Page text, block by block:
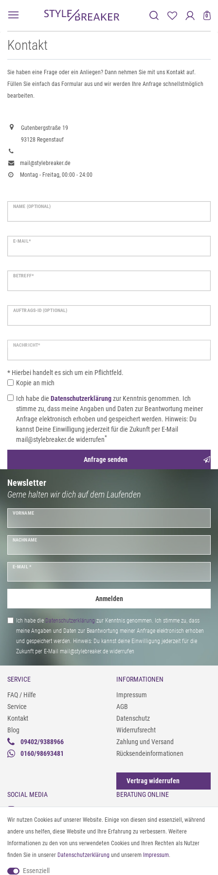
0
Kontakt
Sie haben eine Frage oder ein Anliegen? Dann nehmen Sie mit uns Kontakt auf.
Füllen Sie einfach das Formular aus und wir werden Ihre Anfrage schnellstmöglich
bearbeiten.
Gutenbergstraße 19
93128 Regenstauf
mail@stylebreaker.de
Montag - Freitag, 00:00 - 24:00
NAME (OPTIONAL)
E-MAIL*
BETREFF*
AUFTRAGS-ID (OPTIONAL)
NACHRICHT*
* Hierbei handelt es sich um ein Pflichtfeld.
Kopie an mich
Ich habe die Daten­schutz­erklärungzur Kenntnis genommen. Ich
stimme zu, dass meine Angaben und Daten zur Beantwortung meiner
Anfrage elektronisch erhoben und gespeichert werden. Hinweis: Du
kannst Deine Einwilligung jederzeit für die Zukunft per E-Mail
mail@stylebreaker.de widerrufen*
Anfrage senden
Newsletter
Gerne halten wir dich auf dem Laufenden
VORNAME
NACHNAME
E-MAIL *
Anmelden
Ich habe die Daten­schutz­erklärung zur Kenntnis genommen. Ich stimme zu, dass
meine Angaben und Daten zur Beantwortung meiner Anfrage elektronisch erhoben
und gespeichert werden. Hinweis: Du kannst deine Einwilligung jederzeit für die
Zukunft per E-Mail mail@stylebreaker.de widerrufen
SERVICE
FAQ / Hilfe
Service
Kontakt
Blog
09402/9388966
0160/98693481
INFORMATIONEN
Impressum
AGB
Datenschutz
Widerrufsrecht
Zahlung und Versand
Rücksendeinformationen
Vertrag widerrufen
SOCIAL MEDIA
Instagram
Facebook
Pinterest
Twitter
Youtube
Threads
BERATUNG ONLINE
Gürtel messen & kürzen
Sonnenbrillen & UV-Schutz
Textilpflege
Textil- und Material-Guide
Geldbörse richtig organisieren
Wir nutzen Cookies auf unserer Website. Einige von diesen sind essenziell, während
andere uns helfen, diese Website und Ihre Erfahrung zu verbessern. Weitere
Informationen zu den von uns verwendeten Cookies und Ihren Rechten als Nutzer
finden Sie in unserer Daten­schutz­erklärung und unserem Impressum.
Essenziell